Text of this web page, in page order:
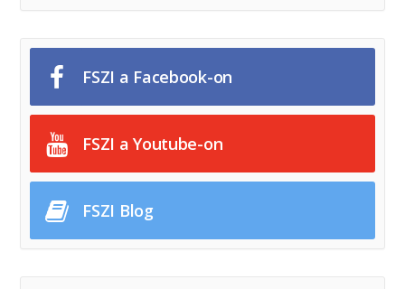
FSZI a Facebook-on
FSZI a Youtube-on
FSZI Blog